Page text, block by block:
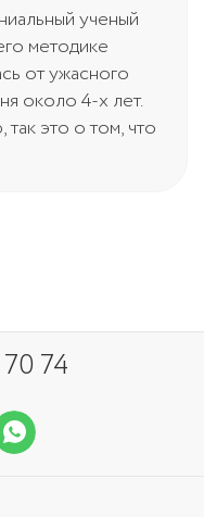
ученый
методике
от ужасного
около 4-х лет.
это о том, что
74